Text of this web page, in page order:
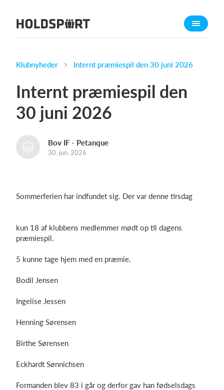
Om Holdsport
Presseomtale
Funktioner
Kontingentopkrævning
Billetsystem
Log på
Klubnyheder Internt præmiespil den 30 juni 2026
Internt præmiespil den
30 juni 2026
Bov IF - Petanque
30. jun. 2026
Sommerferien har indfundet sig. Der var denne tirsdag
kun 18 af klubbens medlemmer mødt op til dagens
præmiespil.
5 kunne tage hjem med en præmie.
Bodil Jensen
Ingelise Jessen
Henning Sørensen
Birthe Sørensen
Eckhardt Sønnichsen
Formanden blev 83 i går og derfor gav han fødselsdags